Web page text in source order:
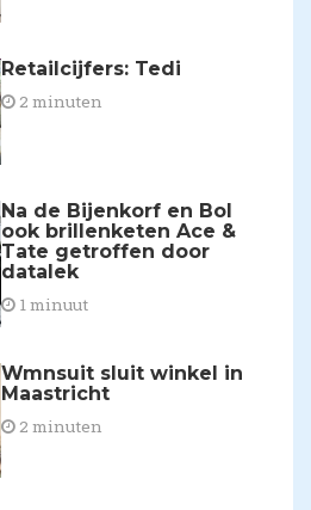
Retailcijfers: Tedi
2 minuten
Na de Bijenkorf en Bol
ook brillenketen Ace &
Tate getroffen door
datalek
1 minuut
Wmnsuit sluit winkel in
Maastricht
2 minuten